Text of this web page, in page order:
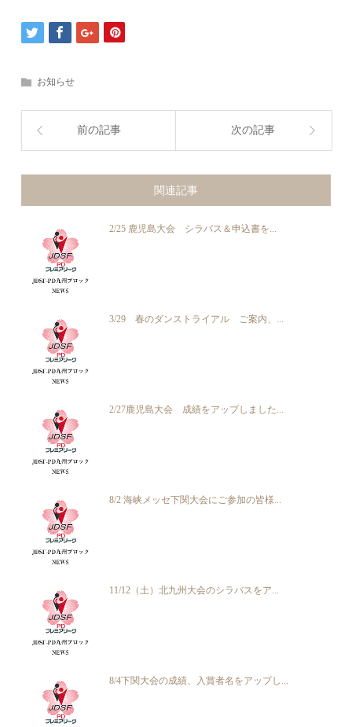
お知らせ
前の記事 次の記事
関連記事
2/25 鹿児島大会 シラバス＆申込書を...
3/29 春のダンストライアル ご案内、...
2/27鹿児島大会 成績をアップしました...
8/2 海峡メッセ下関大会にご参加の皆様...
11/12（土）北九州大会のシラバスをア...
8/4下関大会の成績、入賞者名をアップし...